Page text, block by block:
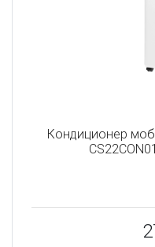
Кондиционер